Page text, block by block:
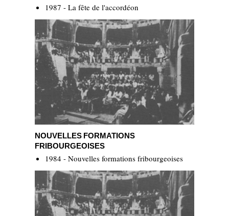
1987 - La fête de l'accordéon
NOUVELLES FORMATIONS
FRIBOURGEOISES
1984 - Nouvelles formations fribourgeoises